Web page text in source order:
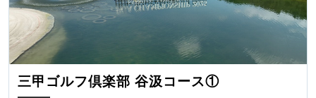
三甲ゴルフ倶楽部 谷汲コース①